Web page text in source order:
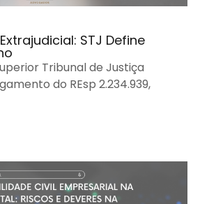
STJ Define
Tribunal de Justiça
do REsp 2.234.939,